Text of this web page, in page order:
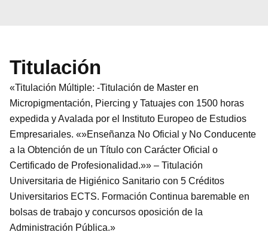
Titulación
«Titulación Múltiple: -Titulación de Master en
Micropigmentación, Piercing y Tatuajes con 1500 horas
expedida y Avalada por el Instituto Europeo de Estudios
Empresariales. «»Enseñanza No Oficial y No Conducente
a la Obtención de un Título con Carácter Oficial o
Certificado de Profesionalidad.»» – Titulación
Universitaria de Higiénico Sanitario con 5 Créditos
Universitarios ECTS. Formación Continua baremable en
bolsas de trabajo y concursos oposición de la
Administración Pública.»